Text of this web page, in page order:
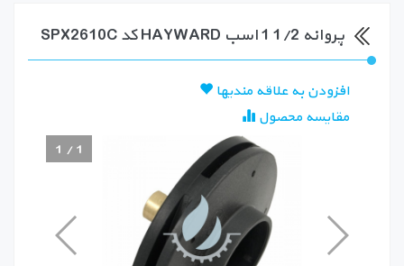
پروانه 1/2 1 اسب HAYWARD کد SPX2610C
افزودن به علاقه مندیها
مقایسه محصول
1 /1